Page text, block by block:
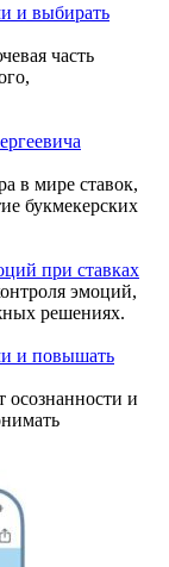
и выбирать
часть
в мире ставок,
букмекерских
при ставках
эмоций,
решениях.
и повышать
осознанности и